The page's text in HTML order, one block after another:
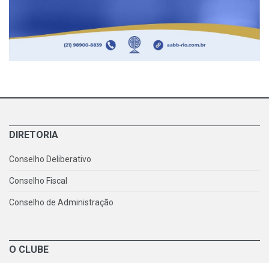
DIRETORIA
Conselho Deliberativo
Conselho Fiscal
Conselho de Administração
O CLUBE